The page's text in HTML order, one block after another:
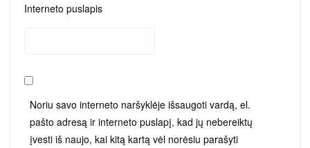
Interneto puslapis
Noriu savo interneto naršyklėje išsaugoti vardą, el.
pašto adresą ir interneto puslapį, kad jų nebereiktų
įvesti iš naujo, kai kitą kartą vėl norėsiu parašyti